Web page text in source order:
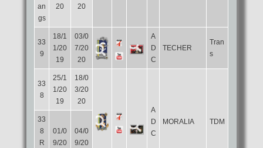
an
gs
20
20
33
9
18/1
1/20
19
03/0
7/20
20
A
D
C
TECHER
Tran
s
33
8
25/1
1/20
19
18/0
3/20
20
A
D
C
MORALIA TDM
33
8
R
01/0
9/20
04/0
9/20